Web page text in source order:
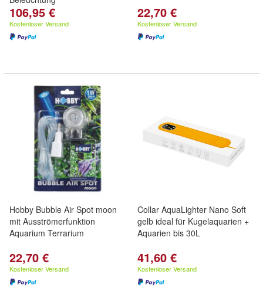
106,95 €
Kostenloser Versand
22,70 €
Kostenloser Versand
Hobby Bubble Air Spot moon
mit Ausströmerfunktion
Aquarium Terrarium
22,70 €
Kostenloser Versand
Collar AquaLighter Nano Soft
gelb ideal für Kugelaquarien +
Aquarien bis 30L
41,60 €
Kostenloser Versand